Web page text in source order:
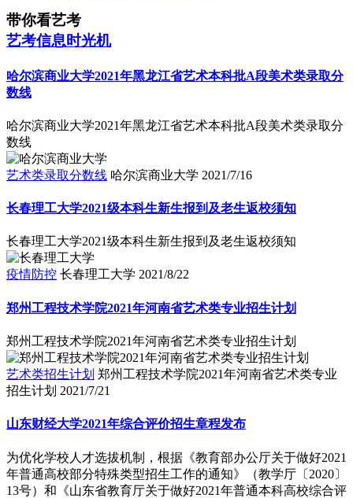
带你看艺考
艺考信息时光机
哈尔滨商业大学2021年黑龙江省艺术本科批A段美术类录取分
数线
哈尔滨商业大学2021年黑龙江省艺术本科批A段美术类录取分
数线
艺术类录取分数线 哈尔滨商业大学 2021/7/16
长春理工大学2021级本科生新生报到及老生返校须知
长春理工大学2021级本科生新生报到及老生返校须知
疫情防控 长春理工大学 2021/8/22
郑州工程技术学院2021年河南省艺术类专业招生计划
郑州工程技术学院2021年河南省艺术类专业招生计划
艺术类招生计划 郑州工程技术学院2021年河南省艺术类专业
招生计划 2021/7/21
山东财经大学2021年综合评价招生章程发布
为优化学校人才选拔机制，根据《教育部办公厅关于做好2021
年普通高校部分特殊类型招生工作的通知》（教学厅〔2020〕
13号）和《山东省教育厅关于做好2021年普通本科高校综合评